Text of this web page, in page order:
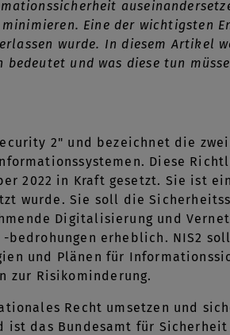
Eine der wichtigsten
wurde. In diesem Artikel
und was diese tun
2" und bezeichnet die
Diese
2022 in Kraft gesetzt. Sie ist
wurde. Sie soll die
Digitalisierung und
erheblich. NIS2
und Plänen für
zur Risikominderung.
Recht umsetzen und
ist das Bundesamt für